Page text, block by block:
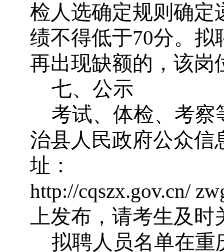
检人选确定规则确定
绩不得低于70分。拟
再出现缺额的，该岗
七、公示
考试、体检、考
治县人民政府公众信
址：
http://cqszx.gov.cn/
上发布，请考生及时
拟聘人员名单在重